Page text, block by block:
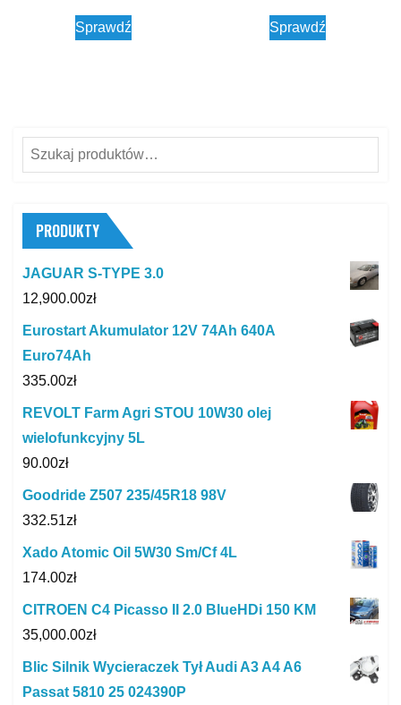
Sprawdź Sprawdź
Szukaj:
PRODUKTY
JAGUAR S-TYPE 3.0
12,900.00zł
Eurostart Akumulator 12V 74Ah 640A
Euro74Ah
335.00zł
REVOLT Farm Agri STOU 10W30 olej
wielofunkcyjny 5L
90.00zł
Goodride Z507 235/45R18 98V
332.51zł
Xado Atomic Oil 5W30 Sm/Cf 4L
174.00zł
CITROEN C4 Picasso II 2.0 BlueHDi 150 KM
35,000.00zł
Blic Silnik Wycieraczek Tył Audi A3 A4 A6
Passat 5810 25 024390P